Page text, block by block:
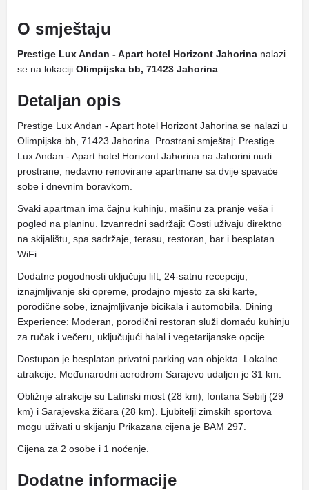
O smještaju
Prestige Lux Andan - Apart hotel Horizont Jahorina nalazi
se na lokaciji Olimpijska bb, 71423 Jahorina
Detaljan opis
Prestige Lux Andan - Apart hotel Horizont Jahorina se nalazi u
Olimpijska bb, 71423 Jahorina. Prostrani smještaj: Prestige
Lux Andan - Apart hotel Horizont Jahorina na Jahorini nudi
prostrane, nedavno renovirane apartmane sa dvije spavaće
sobe i dnevnim boravkom.
Svaki apartman ima čajnu kuhinju, mašinu za pranje veša i
pogled na planinu. Izvanredni sadržaji: Gosti uživaju direktno
na skijalištu, spa sadržaje, terasu, restoran, bar i besplatan
WiFi.
Dodatne pogodnosti uključuju lift, 24-satnu recepciju,
iznajmljivanje ski opreme, prodajno mjesto za ski karte,
porodične sobe, iznajmljivanje bicikala i automobila. Dining
Experience: Moderan, porodični restoran služi domaću kuhinju
za ručak i večeru, uključujući halal i vegetarijanske opcije.
Dostupan je besplatan privatni parking van objekta. Lokalne
atrakcije: Međunarodni aerodrom Sarajevo udaljen je 31 km.
Obližnje atrakcije su Latinski most (28 km), fontana Sebilj (29
km) i Sarajevska žičara (28 km). Ljubitelji zimskih sportova
mogu uživati ​​u skijanju Prikazana cijena je BAM 297.
Cijena za 2 osobe i 1 noćenje.
Dodatne informacije